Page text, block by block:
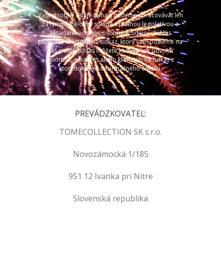
Vaše osobné údaje (email) budeme spracovávať len
za týmto účelom v súlade s platnou legislatívou a
zásadami ochrany osobných údajov. Súhlas
potvrdíte kliknutím na odkaz, ktorý vám pošleme na
váš email. Súhlas môžete kedykoľvek odvolať
písomne, emailom alebo kliknutím na odkaz z
ktoréhokoľvek informačného emailu.
PREVÁDZKOVATEĽ:
TOMECOLLECTION SK s.r.o.
Novozámocká 1/185
951 12 Ivanka pri Nitre
Slovenská republika